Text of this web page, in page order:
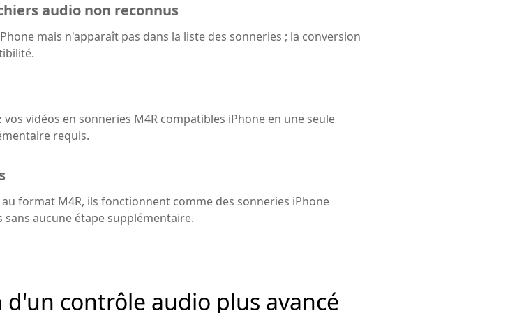
audio non reconnus
mais n'apparaît pas dans la liste des sonneries ; la conversion
vidéos en sonneries M4R compatibles iPhone en une seule
requis.
format M4R, ils fonctionnent comme des sonneries iPhone
aucune étape supplémentaire.
d'un contrôle audio plus avancé